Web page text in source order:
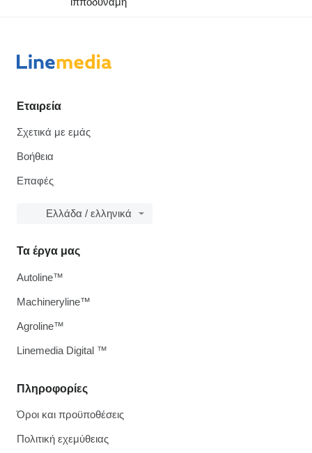
Εταιρεία
Σχετικά με εμάς
Βοήθεια
Επαφές
Ελλάδα / ελληνικά
Πληροφορίες
Όροι και προϋποθέσεις
Πολιτική εχεμύθειας
Τα έργα μας
Autoline™
Machineryline™
Agroline™
Linemedia Digital ™